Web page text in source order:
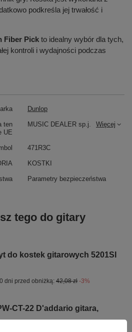
podkreśla jej trwałość i
Fiber Pick to idealny wybór dla tych,
kontroli i wydajności podczas
Dunlop
ten
UE
MUSIC DEALER sp.j. Więcej
471R3C
KOSTKI
Parametry bezpieczeństwa
tego do gitary
do kostek gitarowych 5201SI
dni przed obniżką: 42,08 zł -3%
CT-22 D'addario gitara,